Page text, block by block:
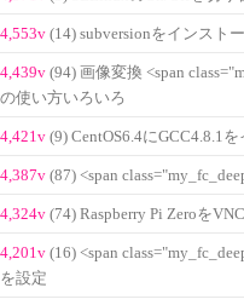
4,553v (14) subversionをインスト
4,439v (94) 画像変換 <span
の使い方いろいろ
4,421v (9) CentOS6.4にGCC4.8.1
4,387v (87) <span
4,324v (74) Raspberry Pi Zeroを
4,201v (16) <span
を設定